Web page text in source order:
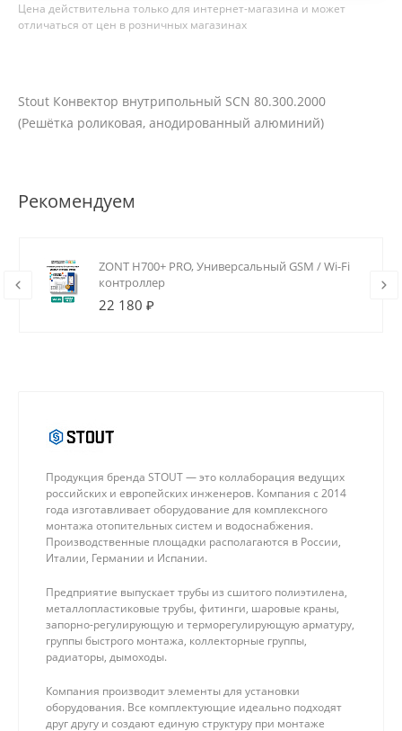
Цена действительна только для интернет-магазина и может
отличаться от цен в розничных магазинах
Stout Конвектор внутрипольный SCN 80.300.2000
(Решётка роликовая, анодированный алюминий)
Рекомендуем
ZONT H700+ PRO, Универсальный GSM / Wi-Fi
контроллер
22 180 ₽
Продукция бренда STOUT — это коллаборация ведущих
российских и европейских инженеров. Компания с 2014
года изготавливает оборудование для комплексного
монтажа отопительных систем и водоснабжения.
Производственные площадки располагаются в России,
Италии, Германии и Испании.
Предприятие выпускает трубы из сшитого полиэтилена,
металлопластиковые трубы, фитинги, шаровые краны,
запорно-регулирующую и терморегулирующую арматуру,
группы быстрого монтажа, коллекторные группы,
радиаторы, дымоходы.
Компания производит элементы для установки
оборудования. Все комплектующие идеально подходят
друг другу и создают единую структуру при монтаже